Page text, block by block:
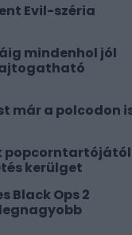
Evil-széria
mindenhol jól
már a polcodon
popcorntartójától
kerülget
Black Ops 2